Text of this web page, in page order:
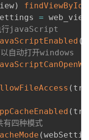
) findViewById
= web_view
行javaScript
(
动打开windows
(
(
四种模式
(